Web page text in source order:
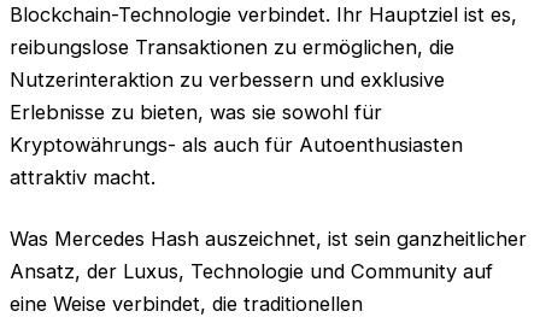
Blockchain-Technologie verbindet. Ihr Hauptziel ist es,
reibungslose Transaktionen zu ermöglichen, die
Nutzerinteraktion zu verbessern und exklusive
Erlebnisse zu bieten, was sie sowohl für
Kryptowährungs- als auch für Autoenthusiasten
attraktiv macht.
Was Mercedes Hash auszeichnet, ist sein ganzheitlicher
Ansatz, der Luxus, Technologie und Community auf
eine Weise verbindet, die traditionellen